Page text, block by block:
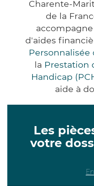
Charente-
de la
d'aides
Personnalisée
la Prestation
Handicap
aide à
Les
votre